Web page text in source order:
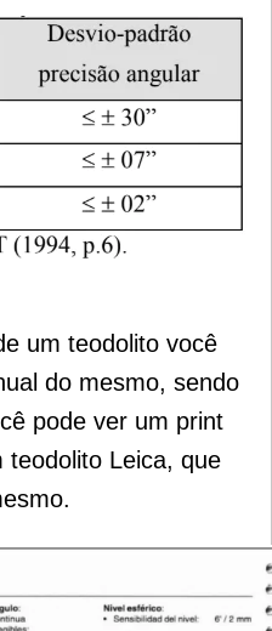
um teodolito você
do mesmo, sendo
pode ver um print
teodolito Leica, que